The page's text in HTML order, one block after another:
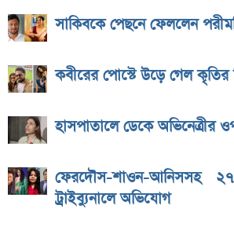
সাকিবকে পেছনে ফেললেন
কবীরের পোস্টে উড়ে গেল কৃতির
হাসপাতালে ডেকে অভিনেত্রীর
ফেরদৌস-শাওন-আনিসসহ
ট্রাইব্যুনালে অভিযোগ